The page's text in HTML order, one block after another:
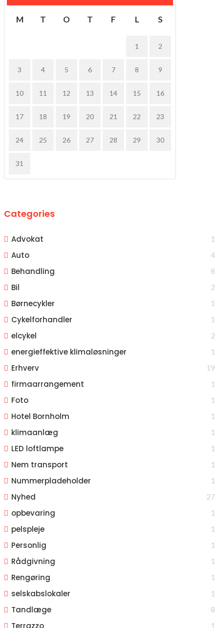
M T O T F L S
1 2
3 4 5 6 7 8 9
10 11 12 13 14 15 16
17 18 19 20 21 22 23
24 25 26 27 28 29 30
31
Categories
Advokat 1
Auto 4
Behandling 8
Bil 2
Børnecykler 1
Cykelforhandler 1
elcykel 2
energieffektive klimaløsninger 1
Erhverv 19
firmaarrangement 1
Foto 1
Hotel Bornholm 1
klimaanlæg 1
LED loftlampe 1
Nem transport 1
Nummerpladeholder 1
Nyhed 27
opbevaring 1
pelspleje 1
Personlig 1
Rådgivning 1
Rengøring 1
selskabslokaler 1
Tandlæge 8
Terrazzo 1